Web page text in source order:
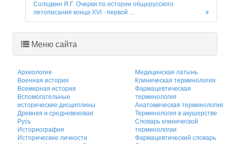
Солодкин Я.Г. Очерки по истории общерусского
летописания конца XVI - первой ...
Меню сайта
Археология
Военная история
Всемирная история
Вспомогательные
исторические дисциплины
Древняя и средневековая
Русь
Историография
Исторические личности
Медицинская латынь
Клиническая терминология
Фармацевтическая
терминология
Анатомическая терминология
Терминология в акушерстве
Словарь клинической
терминологии
Фармацевтический словарь